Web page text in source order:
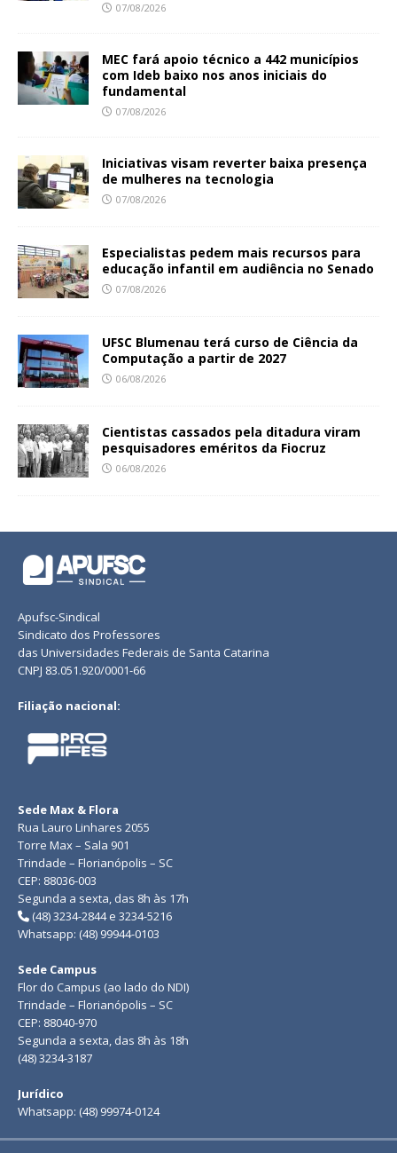
07/08/2026
MEC fará apoio técnico a 442 municípios
com Ideb baixo nos anos iniciais do
fundamental
07/08/2026
Iniciativas visam reverter baixa presença
de mulheres na tecnologia
07/08/2026
Especialistas pedem mais recursos para
educação infantil em audiência no Senado
07/08/2026
UFSC Blumenau terá curso de Ciência da
Computação a partir de 2027
06/08/2026
Cientistas cassados pela ditadura viram
pesquisadores eméritos da Fiocruz
06/08/2026
Apufsc-Sindical
Sindicato dos Professores
das Universidades Federais de Santa Catarina
CNPJ 83.051.920/0001-66
Filiação nacional:
Sede Max & Flora
Rua Lauro Linhares 2055
Torre Max – Sala 901
Trindade – Florianópolis – SC
CEP: 88036-003
Segunda a sexta, das 8h às 17h
(48) 3234-2844 e 3234-5216
Whatsapp: (48) 99944-0103
Sede Campus
Flor do Campus (ao lado do NDI)
Trindade – Florianópolis – SC
CEP: 88040-970
Segunda a sexta, das 8h às 18h
(48) 3234-3187
Jurídico
Whatsapp: (48) 99974-0124